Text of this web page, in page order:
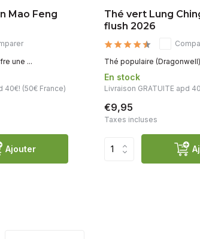
Mao Feng
une ...
40€! (50€ France)
Ajouter
Thé vert Lung
flush 2026
Thé populaire
En stock
Livraison GRATUITE apd
€9,95
Taxes incluses